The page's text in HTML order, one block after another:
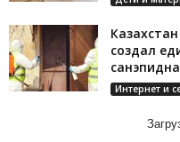
создал
Интернет и